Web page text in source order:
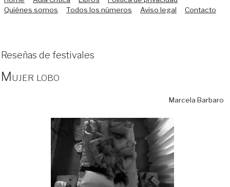
Quiénes somos
Todos los números Aviso legal Contacto
Reseñas de festivales
Mujer lobo
Marcela Barbaro